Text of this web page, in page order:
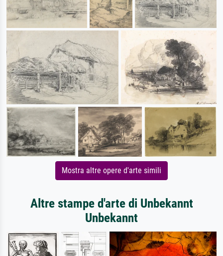
Mostra altre opere d'arte simili
Altre stampe d'arte di Unbekannt
Unbekannt